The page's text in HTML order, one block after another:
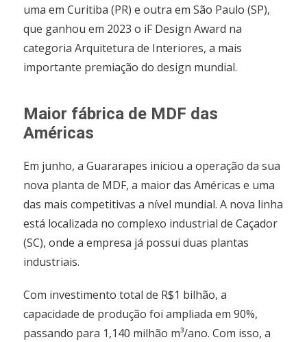
uma em Curitiba (PR) e outra em São Paulo (SP),
que ganhou em 2023 o iF Design Award na
categoria Arquitetura de Interiores, a mais
importante premiação do design mundial.
Maior fábrica de MDF das
Américas
Em junho, a Guararapes iniciou a operação da sua
nova planta de MDF, a maior das Américas e uma
das mais competitivas a nível mundial. A nova linha
está localizada no complexo industrial de Caçador
(SC), onde a empresa já possui duas plantas
industriais.
Com investimento total de R$1 bilhão, a
capacidade de produção foi ampliada em 90%,
passando para 1,140 milhão m³/ano. Com isso, a